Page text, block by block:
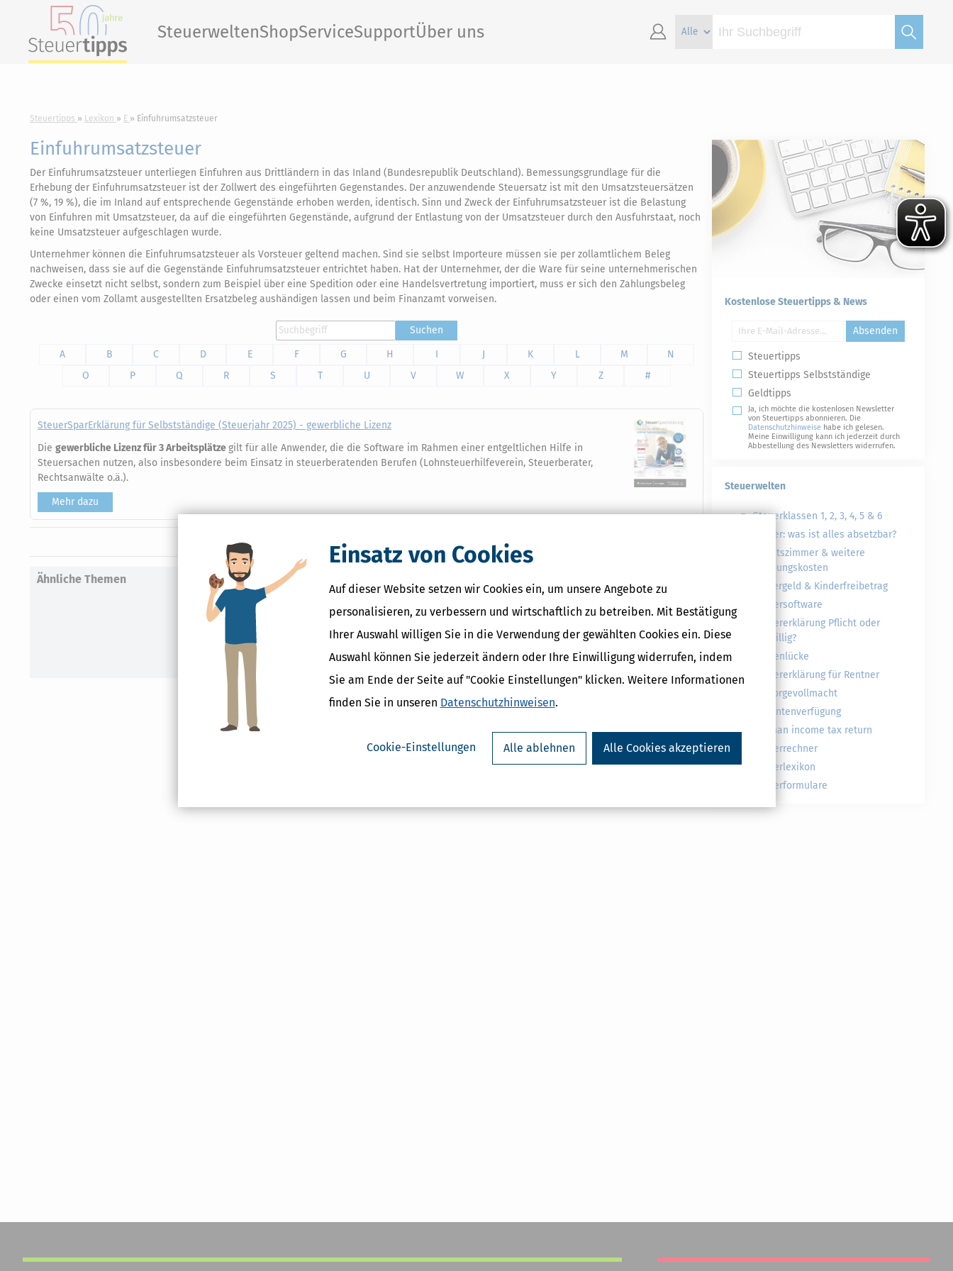
Einsatz von Cookies
Auf dieser Website setzen wir Cookies ein, um unsere Angebote zu
personalisieren, zu verbessern und wirtschaftlich zu betreiben. Mit Bestätigung
Ihrer Auswahl willigen Sie in die Verwendung der gewählten Cookies ein. Diese
Auswahl können Sie jederzeit ändern oder Ihre Einwilligung widerrufen, indem
Sie am Ende der Seite auf "Cookie Einstellungen" klicken. Weitere Informationen
finden Sie in unseren Datenschutzhinweisen.
Cookie-Einstellungen Alle ablehnen Alle Cookies akzeptieren
SteuerweltenShopServiceSupportÜber uns
Steuertipps Lexikon E Einfuhrumsatzsteuer
Einfuhrumsatzsteuer
Der Einfuhrumsatzsteuer unterliegen Einfuhren aus Drittländern in das Inland (Bundesrepublik Deutschland). Bemessungsgrundlage für die
Erhebung der Einfuhrumsatzsteuer ist der Zollwert des eingeführten Gegenstandes. Der anzuwendende Steuersatz ist mit den Umsatzsteuersätzen
(7 %, 19 %), die im Inland auf entsprechende Gegenstände erhoben werden, identisch. Sinn und Zweck der Einfuhrumsatzsteuer ist die Belastung
von Einfuhren mit Umsatzsteuer, da auf die eingeführten Gegenstände, aufgrund der Entlastung von der Umsatzsteuer durch den Ausfuhrstaat, noch
keine Umsatzsteuer aufgeschlagen wurde.
Unternehmer können die Einfuhrumsatzsteuer als Vorsteuer geltend machen. Sind sie selbst Importeure müssen sie per zollamtlichem Beleg
nachweisen, dass sie auf die Gegenstände Einfuhrumsatzsteuer entrichtet haben. Hat der Unternehmer, der die Ware für seine unternehmerischen
Zwecke einsetzt nicht selbst, sondern zum Beispiel über eine Spedition oder eine Handelsvertretung importiert, muss er sich den Zahlungsbeleg
oder einen vom Zollamt ausgestellten Ersatzbeleg aushändigen lassen und beim Finanzamt vorweisen.
Suchen
A
B C D E F G H I J K L M
N
O
P Q R S T U V W X Y Z #
SteuerSparErklärung für Selbstständige (Steuerjahr 2025) - gewerbliche Lizenz
Die gewerbliche Lizenz für 3 Arbeitsplätzegilt für alle Anwender, die die Software im Rahmen einer entgeltlichen Hilfe in
Steuersachen nutzen, also insbesondere beim Einsatz in steuerberatenden Berufen (Lohnsteuerhilfeverein, Steuerberater,
Rechtsanwälte o.ä.).
Mehr dazu
Ähnliche Themen
Künstlersozialabgabe
Arbeitgeberpflichten
Fürsorgepflicht
Diskriminierungsverbot
Kostenlose Steuertipps & News
Absenden
Steuertipps
Steuertipps Selbstständige
Geldtipps
Ja, ich möchte die kostenlosen Newsletter
von Steuertipps abonnieren. Die
Datenschutzhinweise habe ich gelesen.
Meine Einwilligung kann ich jederzeit durch
Abbestellung des Newsletters widerrufen.
Steuerwelten
Steuerklassen 1, 2, 3, 4, 5 & 6
Steuer: was ist alles absetzbar?
Arbeitszimmer & weitere
Werbungskosten
Kindergeld & Kinderfreibetrag
Steuersoftware
Steuererklärung Pflicht oder
freiwillig?
Rentenlücke
Steuererklärung für Rentner
Vorsorgevollmacht
Patientenverfügung
German income tax return
Steuerrechner
Steuerlexikon
Steuerformulare